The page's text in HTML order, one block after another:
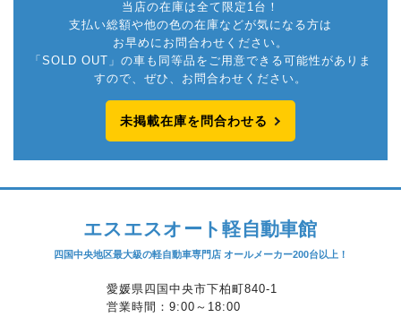
当店の在庫は全て限定1台！
支払い総額や他の色の在庫などが気になる方は
お早めにお問合わせください。
「SOLD OUT」の車も同等品をご用意できる可能性がありま
すので、ぜひ、お問合わせください。
未掲載在庫を問合わせる
エスエスオート軽自動車館
四国中央地区最大級の軽自動車専門店 オールメーカー200台以上！
愛媛県四国中央市下柏町840-1
営業時間：9:00～18:00